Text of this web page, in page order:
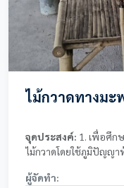
ไม้กวาดทางม
จุดประสงค์: 1. เพื่อศึก
ไม้กวาดโดยใช้ภูมิปัญญา
พัฒนาทักษะการทำงาน
ผู้จัดทำ: